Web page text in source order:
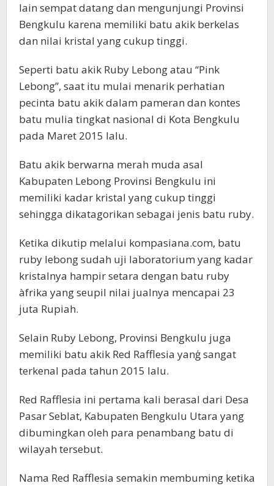
lain sempat datang dan mengunjungi Provinsi
Bengkulu karena memiliki batu akik berkelas
dan nilai kristal yang cukup tinggi.
Seperti batu akik Ruby Lebong atau “Pink
Lebong”, saat itu mulai menarik perhatian
pecinta batu akik dalam pameran dan kontes
batu mulia tingkat nasional di Kota Bengkulu
pada Maret 2015 lalu.
Batu akik berwarna merah muda asal
Kabupaten Lebong Provinsi Bengkulu ini
memiliki kadar kristal yang cukup tinggi
sehingga dikatagorikan sebagai jenis batu ruby.
Ketika dikutip melalui kompasiana.com, batu
ruby lebong sudah uji laboratorium yang kadar
kristalnya hampir setara dengan batu ruby
àfrika yang seupil nilai jualnya mencapai 23
juta Rupiah.
Selain Ruby Lebong, Provinsi Bengkulu juga
memiliki batu akik Red Rafflesia yanģ sangat
terkenal pada tahun 2015 lalu.
Red Rafflesia ini pertama kali berasal dari Desa
Pasar Seblat, Kabupaten Bengkulu Utara yang
dibumingkan oleh para penambang batu di
wilayah tersebut.
Nama Red Rafflesia semakin membuming ketika